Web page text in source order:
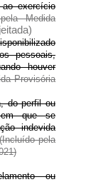
ao exercício
Medida
pessoais,
houver
Provisória
do perfil ou
que se
indevida
pela
ou